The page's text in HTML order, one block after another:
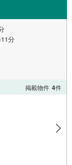
分
掲載物件 4件